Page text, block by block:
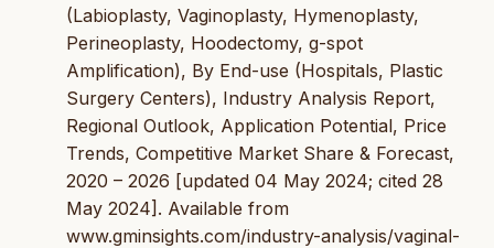
(Labioplasty, Vaginoplasty, Hymenoplasty,
Perineoplasty, Hoodectomy, g-spot
Amplification), By End-use (Hospitals, Plastic
Surgery Centers), Industry Analysis Report,
Regional Outlook, Application Potential, Price
Trends, Competitive Market Share & Forecast,
2020 – 2026 [updated 04 May 2024; cited 28
May 2024]. Available from
www.gminsights.com/industry-analysis/vaginal-